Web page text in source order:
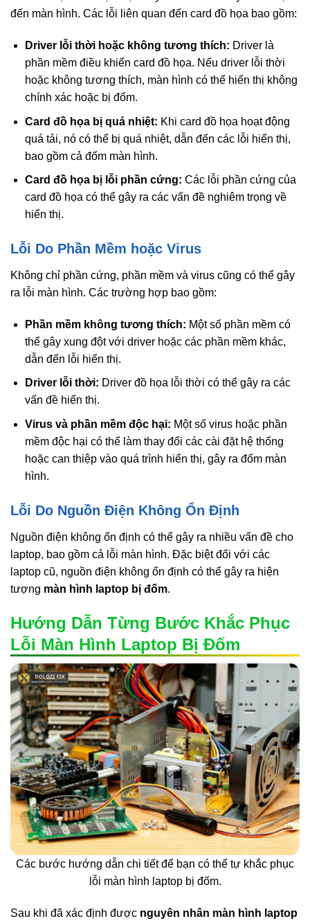
đến màn hình. Các lỗi liên quan đến card đồ họa bao gồm:
Driver lỗi thời hoặc không tương thích: Driver là
phần mềm điều khiển card đồ họa. Nếu driver lỗi thời
hoặc không tương thích, màn hình có thể hiển thị không
chính xác hoặc bị đốm.
Card đồ họa bị quá nhiệt: Khi card đồ họa hoạt động
quá tải, nó có thể bị quá nhiệt, dẫn đến các lỗi hiển thị,
bao gồm cả đốm màn hình.
Card đồ họa bị lỗi phần cứng: Các lỗi phần cứng của
card đồ họa có thể gây ra các vấn đề nghiêm trọng về
hiển thị.
Lỗi Do Phần Mềm hoặc Virus
Không chỉ phần cứng, phần mềm và virus cũng có thể gây
ra lỗi màn hình. Các trường hợp bao gồm:
Phần mềm không tương thích: Một số phần mềm có
thể gây xung đột với driver hoặc các phần mềm khác,
dẫn đến lỗi hiển thị.
Driver lỗi thời: Driver đồ họa lỗi thời có thể gây ra các
vấn đề hiển thị.
Virus và phần mềm độc hại: Một số virus hoặc phần
mềm độc hại có thể làm thay đổi các cài đặt hệ thống
hoặc can thiệp vào quá trình hiển thị, gây ra đốm màn
hình.
Lỗi Do Nguồn Điện Không Ổn Định
Nguồn điện không ổn định có thể gây ra nhiều vấn đề cho
laptop, bao gồm cả lỗi màn hình. Đặc biệt đối với các
laptop cũ, nguồn điện không ổn định có thể gây ra hiện
tượng màn hình laptop bị đốm.
Hướng Dẫn Từng Bước Khắc Phục
Lỗi Màn Hình Laptop Bị Đốm
Các bước hướng dẫn chi tiết để bạn có thể tự khắc phục
lỗi màn hình laptop bị đốm.
Sau khi đã xác định được nguyên nhân màn hình laptop